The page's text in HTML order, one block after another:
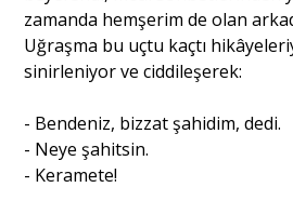
Yazarlar
Eğitim
zamanda hemşerim de olan
Uğraşma bu uçtu kaçtı
sinirleniyor ve ciddileşerek:
- Bendeniz, bizzat şahidim, dedi.
- Neye şahitsin.
- Keramete!